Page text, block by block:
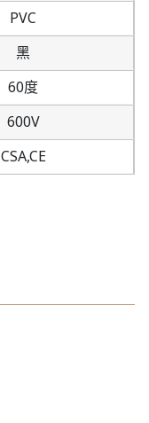
PVC
黑
60度
600V
CSA,CE